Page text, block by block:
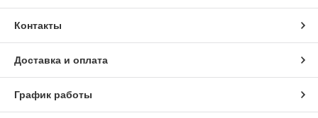
Контакты
Доставка и оплата
График работы